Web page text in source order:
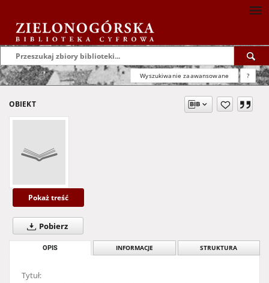
Wyszukiwanie zaawansowane ?
OBIEKT
Pokaż treść
Pobierz
OPIS INFORMACJE STRUKTURA
Tytuł: